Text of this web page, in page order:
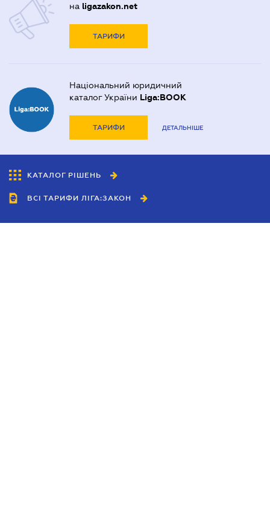
на ligazakon.net
ТАРИФИ
Національний юридичний
каталог України Liga:BOOK
ТАРИФИ ДЕТАЛЬНІШЕ
КАТАЛОГ РІШЕНЬ
ВСІ ТАРИФИ ЛІГА:ЗАКОН